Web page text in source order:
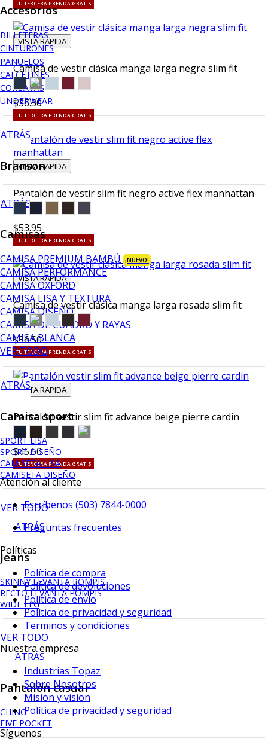
Accesorios
BILLETERAS
CINTURONES
PAÑUELOS
CALCETINES
CORBATAS
UNDERWEAR
ATRÁS
Branson
ATRÁS
Camisas
CAMISA PREMIUM BAMBÚ ¡NUEVO!
CAMISA PERFORMANCE
CAMISA OXFORD
CAMISA LISA Y TEXTURA
CAMISA DISEÑO
CAMISA DE CUADRO Y RAYAS
CAMISA BLANCA
VER TODO
ATRÁS
Camisa sport
SPORT LISA
SPORT DISEÑO
CAMISETA LISA
CAMISETA DISEÑO
VER TODO
ATRÁS
Jeans
SKINNY LEVANTA POMPIS
RECTO LEVANTA POMPIS
WIDE LEG
VER TODO
ATRÁS
Pantalón casual
CHINO
FIVE POCKET
TU TERCERA PRENDA GRATIS
VISTA RAPIDA
Camisa de vestir clásica manga larga negra slim fit
$36.50
TU TERCERA PRENDA GRATIS
VISTA RAPIDA
Pantalón de vestir slim fit negro active flex manhattan
$53.95
TU TERCERA PRENDA GRATIS
VISTA RAPIDA
Camisa de vestir clásica manga larga rosada slim fit
$36.50
TU TERCERA PRENDA GRATIS
VISTA RAPIDA
Pantalón vestir slim fit advance beige pierre cardin
$45.50
TU TERCERA PRENDA GRATIS
Atención al cliente
Escríbenos (503) 7844-0000
Preguntas frecuentes
Políticas
Política de compra
Política de devoluciones
Política de envío
Política de privacidad y seguridad
Terminos y condiciones
Nuestra empresa
Industrias Topaz
Sobre Nosotros
Mision y vision
Política de privacidad y seguridad
Síguenos